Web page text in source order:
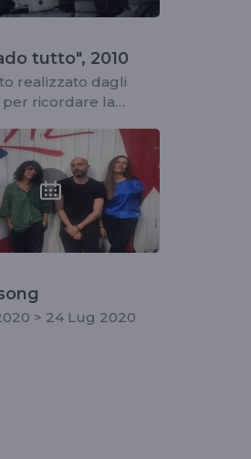
tutto", 2010
realizzato dagli
ricordare la
> 24 Lug 2020